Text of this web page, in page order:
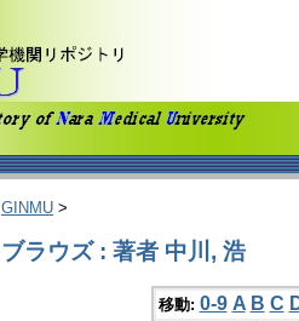
GINMU >
ブラウズ : 著者 中川, 浩
移動: 0-9 A B C